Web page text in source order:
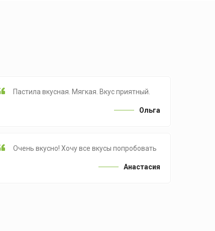
Пастила вкусная. Мягкая. Вкус приятный.
Ольга
Очень вкусно! Хочу все вкусы попробовать
Анастасия